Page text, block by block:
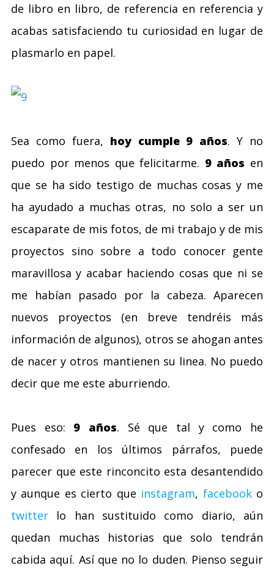
de libro en libro, de referencia en referencia y
acabas satisfaciendo tu curiosidad en lugar de
plasmarlo en papel.
Sea como fuera, hoy cumple 9 años. Y no
puedo por menos que felicitarme. 9 años en
que se ha sido testigo de muchas cosas y me
ha ayudado a muchas otras, no solo a ser un
escaparate de mis fotos, de mi trabajo y de mis
proyectos sino sobre a todo conocer gente
maravillosa y acabar haciendo cosas que ni se
me habían pasado por la cabeza. Aparecen
nuevos proyectos (en breve tendréis más
información de algunos), otros se ahogan antes
de nacer y otros mantienen su linea. No puedo
decir que me este aburriendo.
Pues eso: 9 años. Sé que tal y como he
confesado en los últimos párrafos, puede
parecer que este rinconcito esta desantendido
y aunque es cierto que instagram, facebooko
twitter lo han sustituido como diario, aún
quedan muchas historias que solo tendrán
cabida aquí. Así que no lo duden. Pienso seguir